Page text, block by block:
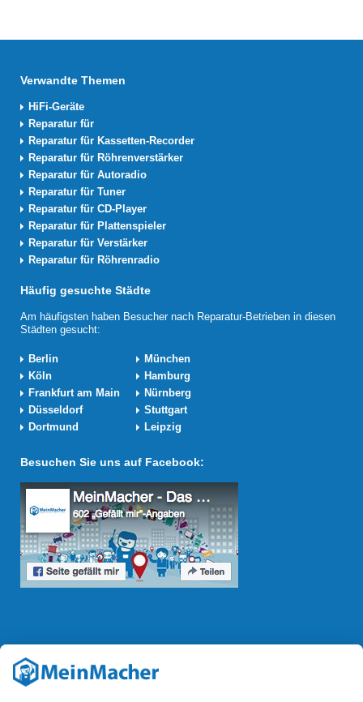
Verwandte Themen
HiFi-Geräte
Reparatur für
Reparatur für Kassetten-Recorder
Reparatur für Röhrenverstärker
Reparatur für Autoradio
Reparatur für Tuner
Reparatur für CD-Player
Reparatur für Plattenspieler
Reparatur für Verstärker
Reparatur für Röhrenradio
Häufig gesuchte Städte
Am häufigsten haben Besucher nach Reparatur-Betrieben in diesen
Städten gesucht:
Berlin
München
Köln
Hamburg
Frankfurt am Main
Nürnberg
Düsseldorf
Stuttgart
Dortmund
Leipzig
Besuchen Sie uns auf Facebook:
Reparatur Revolution
Mit derReparatur-Revolution
Reparaturbedingungen in Deutschland: Für Produkte, die sich gut